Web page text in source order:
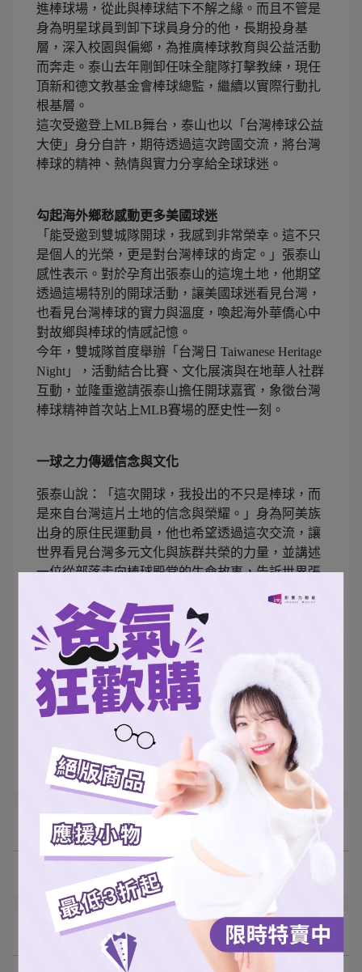
進棒球場，從此與棒球結下不解之緣。而且不管是
身為明星球員到卸下球員身分的他，長期投身基
層，深入校園與偏鄉，為推廣棒球教育與公益活動
而奔走。泰山去年剛卸任味全龍隊打擊教練，現任
頂新和德文教基金會棒球總監，繼續以實際行動扎
根基層。
這次受邀登上MLB舞台，泰山也以「台灣棒球公益
大使」身分自許，期待透過這次跨國交流，將台灣
棒球的精神、熱情與實力分享給全球球迷。
勾起海外鄉愁感動更多美國球迷
「能受邀到雙城隊開球，我感到非常榮幸。這不只
是個人的光榮，更是對台灣棒球的肯定。」張泰山
感性表示。對於孕育出張泰山的這塊土地，他期望
透過這場特別的開球活動，讓美國球迷看見台灣，
也看見台灣棒球的實力與溫度，喚起海外華僑心中
對故鄉與棒球的情感記憶。
今年，雙城隊首度舉辦「台灣日 Taiwanese Heritage
Night」，活動結合比賽、文化展演與在地華人社群
互動，並隆重邀請張泰山擔任開球嘉賓，象徵台灣
棒球精神首次站上MLB賽場的歷史性一刻。
一球之力傳遞信念與文化
張泰山說：「這次開球，我投出的不只是棒球，而
是來自台灣這片土地的信念與榮耀。」身為阿美族
出身的原住民運動員，他也希望透過這次交流，讓
世界看見台灣多元文化與族群共榮的力量，並講述
一位從部落走向棒球殿堂的生命故事，告訴世界張
泰山不僅是球員，更是台灣棒球文化的傳遞與見證
者。
張泰山 棒球
所有文章主題
文章分類